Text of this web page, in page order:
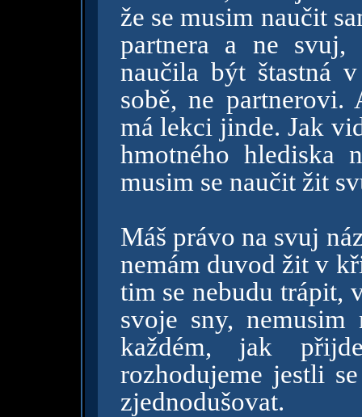
že se musim naučit
partnera a ne svuj,
naučila být štastná
sobě, ne
má lekci jinde. Jak
hmotného hlediska
musim se naučit žit
Máš právo na svuj
nemám duvod žit v
tim se nebudu trápit,
svoje sny,
každém, jak
rozhodujeme jestli
zjednodušovat.